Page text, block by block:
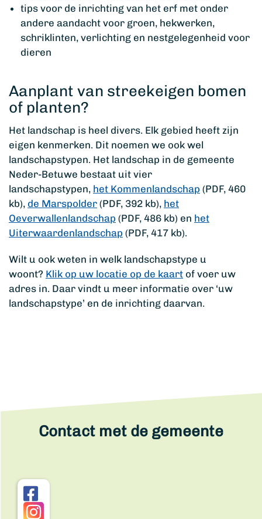
tips voor de inrichting van het erf met onder
andere aandacht voor groen, hekwerken,
schriklinten, verlichting en nestgelegenheid voor
dieren
Aanplant van streekeigen bomen
of planten?
Het landschap is heel divers. Elk gebied heeft zijn
eigen kenmerken. Dit noemen we ook wel
landschapstypen. Het landschap in de gemeente
Neder-Betuwe bestaat uit vier
landschapstypen, het Kommenlandschap (PDF, 460
kb), de Marspolder (PDF, 392 kb), het
Oeverwallenlandschap (PDF, 486 kb) en het
Uiterwaardenlandschap (PDF, 417 kb).
Wilt u ook weten in welk landschapstype u
woont? Klik op uw locatie op de kaart of voer uw
adres in. Daar vindt u meer informatie over ‘uw
landschapstype’ en de inrichting daarvan.
Contact met de gemeente